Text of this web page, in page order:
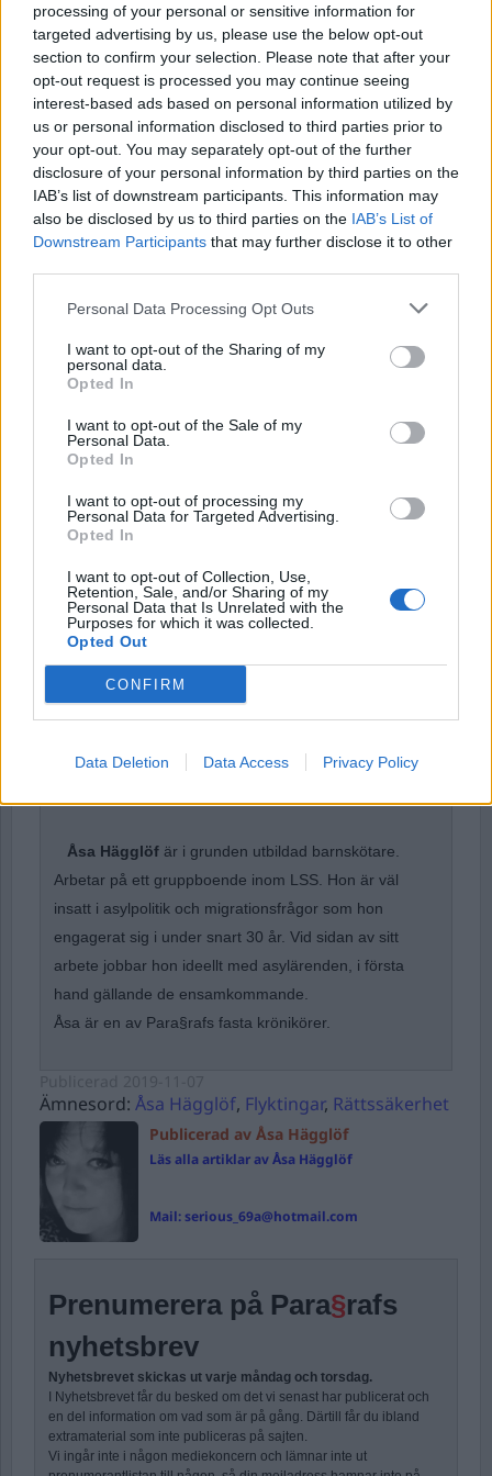
processing of your personal or sensitive information for
targeted advertising by us, please use the below opt-out
section to confirm your selection. Please note that after your
opt-out request is processed you may continue seeing
interest-based ads based on personal information utilized by
us or personal information disclosed to third parties prior to
your opt-out. You may separately opt-out of the further
disclosure of your personal information by third parties on the
IAB’s list of downstream participants. This information may
also be disclosed by us to third parties on the IAB’s List of
Downstream Participants that may further disclose it to other
Personal Data Processing Opt Outs
I want to opt-out of the Sharing of my
personal data.
Opted In
I want to opt-out of the Sale of my
Personal Data.
Opted In
I want to opt-out of processing my
Personal Data for Targeted Advertising.
Opted In
I want to opt-out of Collection, Use,
Retention, Sale, and/or Sharing of my
Personal Data that Is Unrelated with the
Purposes for which it was collected.
Opted Out
CONFIRM
Data Deletion Data Access Privacy Policy
att de var yngre, för att därmed rädda sitt liv –
kan vi i så fall fördöma det?
Rättsosäkra åldersbedömningar kan bli unga
människors värsta mardröm. 2015 kom vad vi
kallar den ...
Börja prenumerera för att läsa detta innehåll.
Starta din prenumeration här
Username or E-mail
Password
Remember Me
Forgot Password
Stöd Para§rafs bevakning av rättssäkerheten
Åsa Hägglöf är i grunden utbildad barnskötare.
Arbetar på ett gruppboende inom LSS. Hon är väl
insatt i asylpolitik och migrationsfrågor som hon
engagerat sig i under snart 30 år. Vid sidan av sitt
arbete jobbar hon ideellt med asylärenden, i första
hand gällande de ensamkommande.
Åsa är en av Para§rafs fasta krönikörer.
Ämnesord: Åsa Hägglöf, Flyktingar, Rättssäkerhet
Publicerad av Åsa Hägglöf
Läs alla artiklar av Åsa Hägglöf
Mail:serious_69a@hotmail.com
Prenumerera på Para§rafs
nyhetsbrev
Nyhetsbrevet skickas ut varje måndag och torsdag.
I Nyhetsbrevet får du besked om det vi senast har publicerat och
en del information om vad som är på gång. Därtill får du ibland
extramaterial som inte publiceras på sajten.
Vi ingår inte i någon mediekoncern och lämnar inte ut